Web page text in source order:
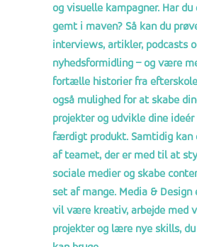
og visuelle kampagner. Har du
gemt i maven? Så kan du
interviews, artikler, podcasts
nyhedsformidling – og være
fortælle historier fra
også mulighed for at skabe
projekter og udvikle dine
færdigt produkt. Samtidig kan
af teamet, der er med til at
sociale medier og skabe
set af mange. Media & Design
vil være kreativ, arbejde med
projekter og lære nye skills,